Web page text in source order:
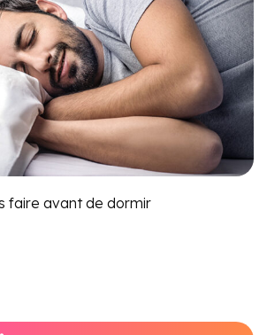
faire avant de dormir